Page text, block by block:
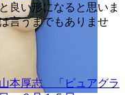
良い形になると思いま
言うまでもありませ